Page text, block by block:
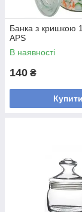
Банка з кришкою
APS
В наявності
140 ₴
Купити